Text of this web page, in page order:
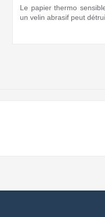
Le papier thermo
un velin abrasif peut